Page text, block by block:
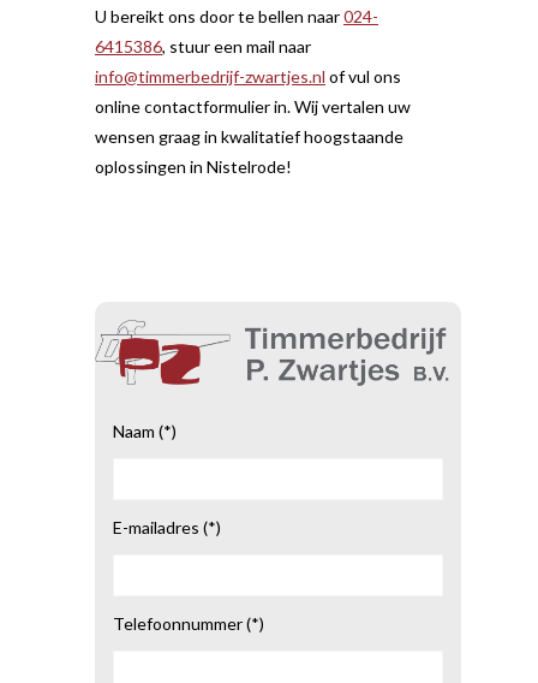
U bereikt ons door te bellen naar024-
6415386, stuur een mail naar
info@timmerbedrijf-zwartjes.nl of vul ons
online contactformulier in. Wij vertalen uw
wensen graag in kwalitatief hoogstaande
oplossingen in Nistelrode!
Naam (*)
E-mailadres (*)
Telefoonnummer (*)